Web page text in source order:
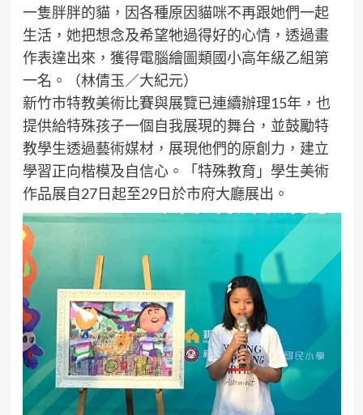
一隻胖胖的貓，因各種原因貓咪不再跟她們一起
生活，她把想念及希望牠過得好的心情，透過畫
作表達出來，獲得電腦繪圖類國小高年級乙組第
一名。（林倩玉／大紀元）
新竹市特教美術比賽與展覽已連續辦理15年，也
提供給特殊孩子一個自我展現的舞台，並鼓勵特
教學生透過藝術媒材，展現他們的原創力，建立
學習正向楷模及自信心。「特殊教育」學生美術
作品展自27日起至29日於市府大廳展出。